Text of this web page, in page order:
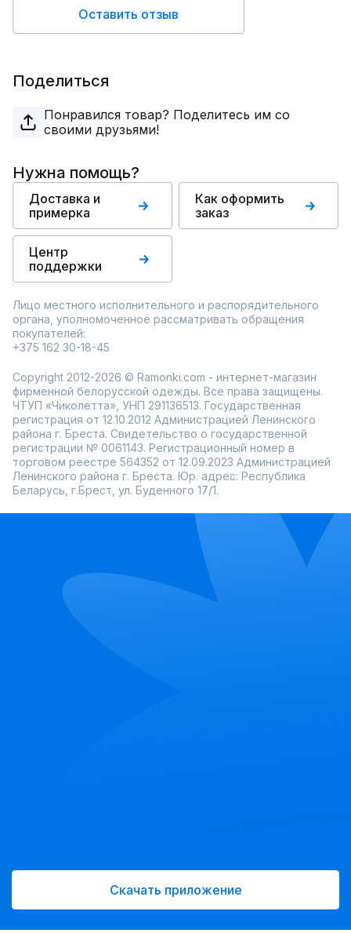
Оставить отзыв
Поделиться
Понравился товар? Поделитесь им со
своими друзьями!
Нужна помощь?
Доставка и
примерка
Как оформить
заказ
Центр
поддержки
Лицо местного исполнительного и распорядительного
органа, уполномоченное рассматривать обращения
покупателей:
+375 162 30-18-45
Copyright 2012-2026 © Ramonki.com - интернет-магазин
фирменной белорусской одежды. Все права защищены.
ЧТУП «Чиколетта», УНП 291136513. Государственная
регистрация от 12.10.2012 Администрацией Ленинского
района г. Бреста. Свидетельство о государственной
регистрации № 0061143. Регистрационный номер в
торговом реестре 564352 от 12.09.2023 Администрацией
Ленинского района г. Бреста. Юр. адрес: Республика
Беларусь, г.Брест, ул. Буденного 17/1.
Скачать приложение